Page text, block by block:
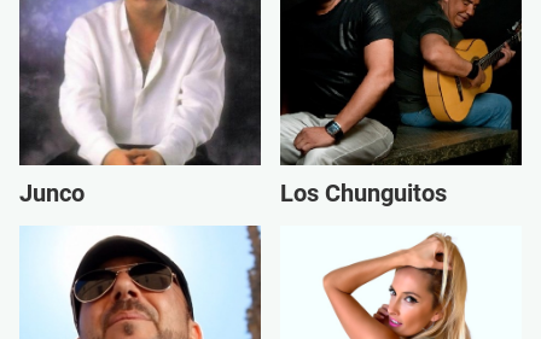
Junco Los Chunguitos